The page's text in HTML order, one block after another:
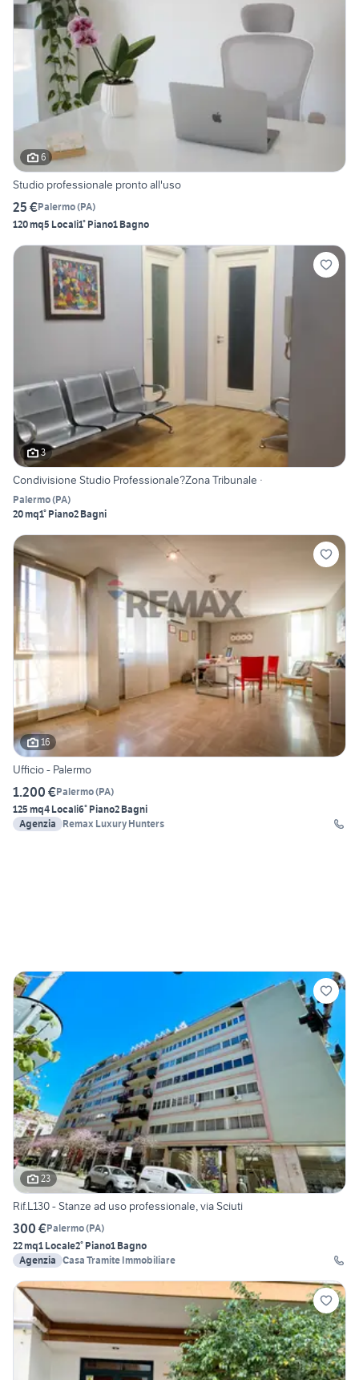
6
Studio professionale pronto all'uso
25 €Palermo(PA)
120 mq5 Locali1° Piano1 Bagno
3
Condivisione Studio Professionale?Zona Tribunale ·
Palermo(PA)
20 mq1° Piano2 Bagni
16
Ufficio - Palermo
1.200 €Palermo(PA)
125 mq4 Locali6° Piano2 Bagni
Agenzia
Remax Luxury Hunters
23
Rif.L130 - Stanze ad uso professionale, via Sciuti
300 €Palermo(PA)
22 mq1 Locale2° Piano1 Bagno
Agenzia Casa Tramite Immobiliare